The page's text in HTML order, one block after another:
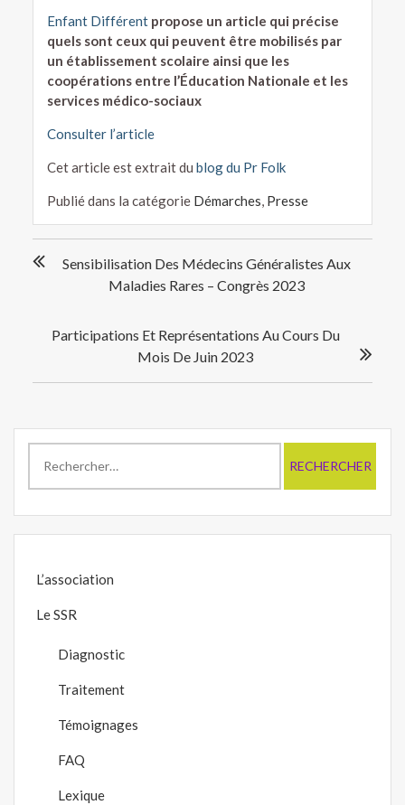
Enfant Différent propose un article qui précise
quels sont ceux qui peuvent être mobilisés par
un établissement scolaire ainsi que les
coopérations entre l’Éducation Nationale et les
services médico-sociaux
Consulter l’article
Cet article est extrait du blog du Pr Folk
Publié dans la catégorie Démarches, Presse
de
Sensibilisation Des Médecins Généralistes Aux
Maladies Rares – Congrès 2023
Participations Et Représentations Au Cours Du
Mois De Juin 2023
L’association
Le SSR
Diagnostic
Traitement
Témoignages
FAQ
Lexique